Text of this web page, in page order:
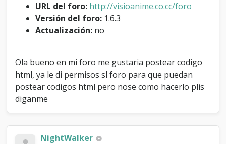
o
c
o
d
o
URL del foro: http://visioanime.co.cc/foro
Versión del foro: 1.6.3
Actualización: no
Ola bueno en mi foro me gustaria postear codigo
html, ya le di permisos sl foro para que puedan
postear codigos html pero nose como hacerlo plis
diganme
NightWalker